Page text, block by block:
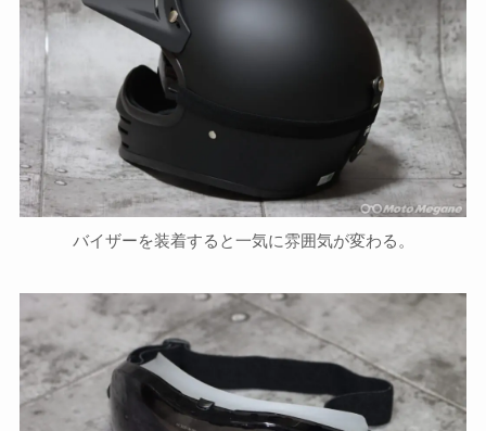
バイザーを装着すると一気に雰囲気が変わる。